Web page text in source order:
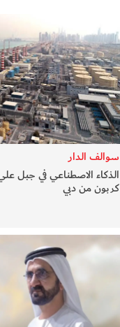
سوالف الدار
كربون من دبي